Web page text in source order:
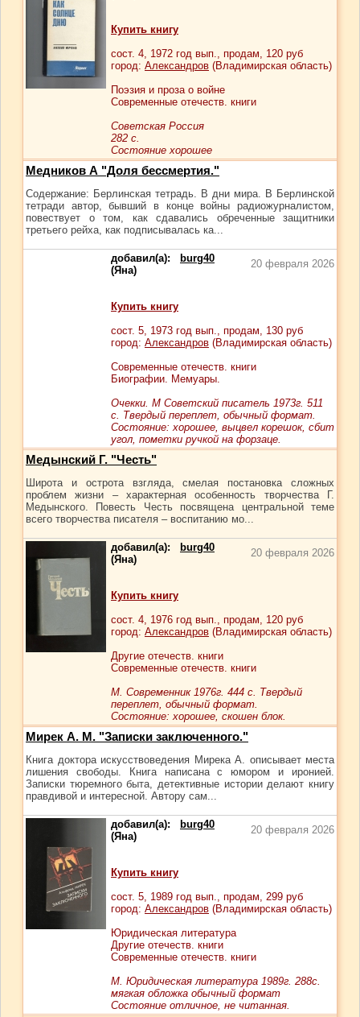
Купить книгу
сост. 4, 1972 год вып., продам, 120 руб
город: Александров (Владимирская область)
Поэзия и проза о войне
Современные отечеств. книги
Советская Россия
282 с.
Состояние хорошее
Медников А "Доля бессмертия."
Содержание: Берлинская тетрадь. В дни мира. В Берлинской
тетради автор, бывший в конце войны радиожурналистом,
повествует о том, как сдавались обреченные защитники
третьего рейха, как подписывалась ка...
добавил(а):
burg40
(Яна)
20 февраля 2026
Купить книгу
сост. 5, 1973 год вып., продам, 130 руб
город: Александров (Владимирская область)
Современные отечеств. книги
Биографии. Мемуары.
Очекки. М Советский писатель 1973г. 511
с. Твердый переплет, обычный формат.
Cостояние: хорошее, выцвел корешок, сбит
угол, пометки ручкой на форзаце.
Медынский Г. "Честь"
Широта и острота взгляда, смелая постановка сложных
проблем жизни – характерная особенность творчества Г.
Медынского. Повесть Честь посвящена центральной теме
всего творчества писателя – воспитанию мо...
добавил(а):
burg40
(Яна)
20 февраля 2026
Купить книгу
сост. 4, 1976 год вып., продам, 120 руб
город: Александров (Владимирская область)
Другие отечеств. книги
Современные отечеств. книги
М. Современник 1976г. 444 с. Твердый
переплет, обычный формат.
Cостояние: хорошее, скошен блок.
Мирек А. М. "Записки заключенного."
Книга доктора искусствоведения Мирека А. описывает места
лишения свободы. Книга написана с юмором и иронией.
Записки тюремного быта, детективные истории делают книгу
правдивой и интересной. Автору сам...
добавил(а):
burg40
(Яна)
20 февраля 2026
Купить книгу
сост. 5, 1989 год вып., продам, 299 руб
город: Александров (Владимирская область)
Юридическая литература
Другие отечеств. книги
Современные отечеств. книги
М. Юридическая литература 1989г. 288с.
мягкая обложка обычный формат
Состояние отличное, не читанная.